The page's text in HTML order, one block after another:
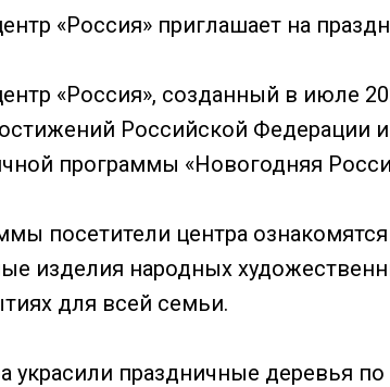
«Россия» приглашает на
«Россия», созданный в июле
Российской Федерации
программы «Новогодняя
посетители центра
изделия народных
для всей семьи.
украсили праздничные деревья